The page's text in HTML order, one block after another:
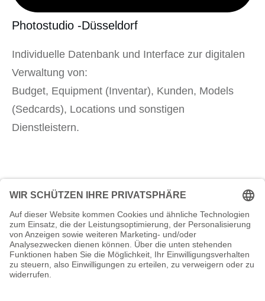
Photostudio -Düsseldorf
Individuelle Datenbank und Interface zur digitalen
Verwaltung von:
Budget, Equipment (Inventar), Kunden, Models
(Sedcards), Locations und sonstigen
Dienstleistern.